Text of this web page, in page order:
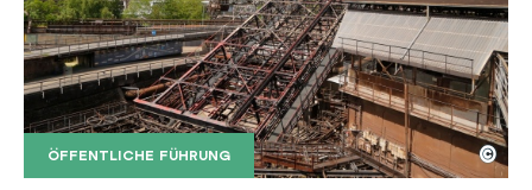
ÖFFENTLICHE FÜHRUNG
Der Erzschrägaufzug der Völklinger Hütte mit
Copyright: Weltkulturerbe Völklinger Hütte | Karl
©